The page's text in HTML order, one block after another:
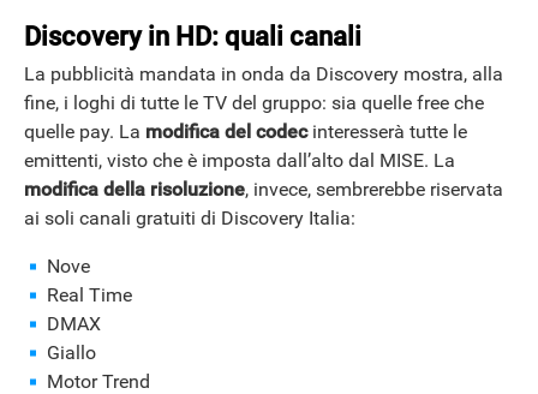
Discovery in HD: quali canali
La pubblicità mandata in onda da Discovery mostra, alla
fine, i loghi di tutte le TV del gruppo: sia quelle free che
quelle pay. La modifica del codecinteresserà tutte le
emittenti, visto che è imposta dall’alto dal MISE. La
modifica della risoluzione, invece, sembrerebbe riservata
ai soli canali gratuiti di Discovery Italia:
Nove
Real Time
DMAX
Giallo
Motor Trend